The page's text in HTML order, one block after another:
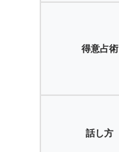
得意占術
話し方